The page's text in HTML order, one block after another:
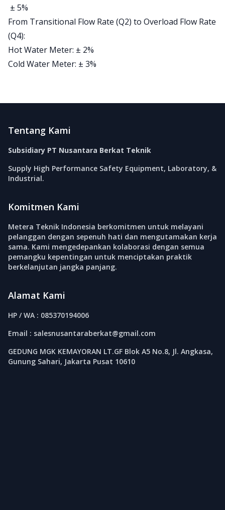
± 5%
From Transitional Flow Rate (Q2) to Overload Flow Rate
(Q4):
Hot Water Meter: ± 2%
Cold Water Meter: ± 3%
Tentang Kami
Subsidiary PT Nusantara Berkat Teknik
Supply High Performance Safety Equipment, Laboratory, &
Industrial.
Komitmen Kami
Metera Teknik Indonesia berkomitmen untuk melayani
pelanggan dengan sepenuh hati dan mengutamakan kerja
sama. Kami mengedepankan kolaborasi dengan semua
pemangku kepentingan untuk menciptakan praktik
berkelanjutan jangka panjang.
Alamat Kami
HP / WA : 085370194006
Email : salesnusantaraberkat@gmail.com
GEDUNG MGK KEMAYORAN LT.GF Blok A5 No.8, Jl. Angkasa,
Gunung Sahari, Jakarta Pusat 10610